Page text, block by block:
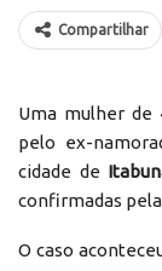
Compartilhar
Uma mulher de
pelo ex-
cidade de
confirmadas pela
O caso